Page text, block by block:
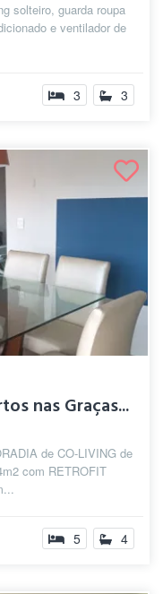
solteiro, guarda roupa
e ventilador de
3 3
nas Graças...
de CO-LIVING de
com RETROFIT
5 4